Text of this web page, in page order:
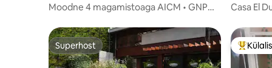
Moodne 4 magamistoaga AICM • GNP
Casa El
Superhost
Superhost